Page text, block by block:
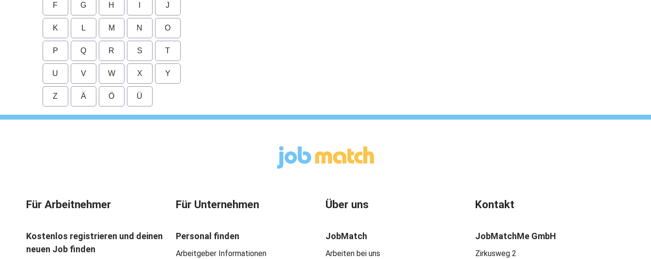
F G H J
K L M N O
P Q R S T
U V W X Y
Z Ä Ö Ü
Für Arbeitnehmer
Kostenlos registrieren und deinen
neuen Job finden
Für Unternehmen
Personal finden
Arbeitgeber Informationen
Über uns
JobMatch
Arbeiten bei uns
Kontakt
JobMatchMe GmbH
Zirkusweg 2